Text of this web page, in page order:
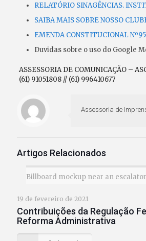
RELATÓRIO SINAGÊNCIAS.
SAIBA MAIS SOBRE NOSSO
EMENDA CONSTITUCIONAL Nº95
Duvidas sobre o uso do Google
ASSESSORIA DE COMUNICAÇÃO –
(61) 91051808 // (61) 996410677
Assessoria de
Artigos Relacionados
Billboard mockup near an
19 de fevereiro de 2021
Contribuições da Regulação
Reforma Administrativa